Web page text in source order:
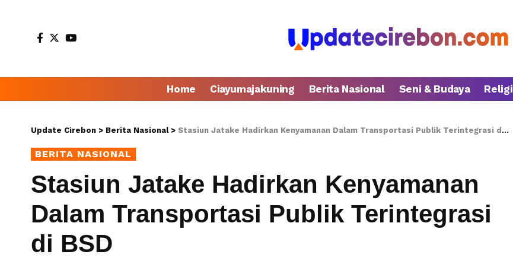
Home Ciayumajakuning Berita Nasional Seni & Budaya Religi
Update Cirebon > Berita Nasional> Stasiun Jatake Hadirkan Kenyamanan Dalam Transportasi Publik Terintegrasi di BSD
BERITA NASIONAL
Stasiun Jatake Hadirkan Kenyamanan
Dalam Transportasi Publik Terintegrasi
di BSD